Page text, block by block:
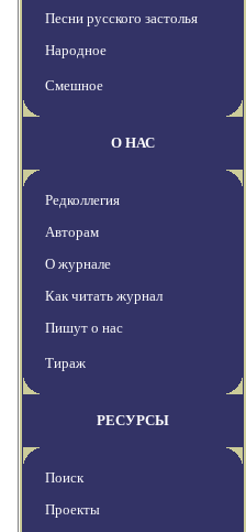
Песни русского застолья
Народное
Смешное
О НАС
Редколлегия
Авторам
О журнале
Как читать журнал
Пишут о нас
Тираж
РЕСУРСЫ
Поиск
Проекты